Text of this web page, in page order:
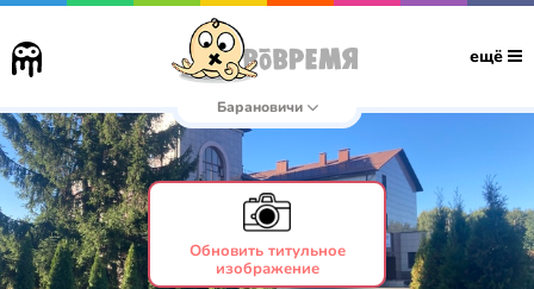
ещё
Барановичи
Обновить титульное
изображение